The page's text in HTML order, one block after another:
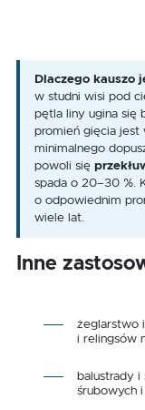
Dlaczego kauszo
w studni wisi pod
pętla liny ugina się
promień gięcia
minimalnego
powoli się
spada o 20–30 %.
o odpowiednim
wiele lat.
Inne
żeglarstwo
i relingsów
balustrady i
śrubowych i